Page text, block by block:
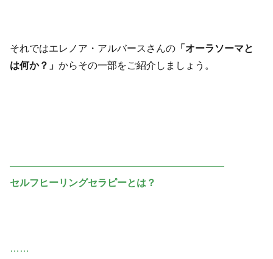
それではエレノア・アルバースさんの 「オーラソーマと
は何か？」からその一部をご紹介しましょう。
——————————————————————
セルフヒーリングセラピーとは？
……